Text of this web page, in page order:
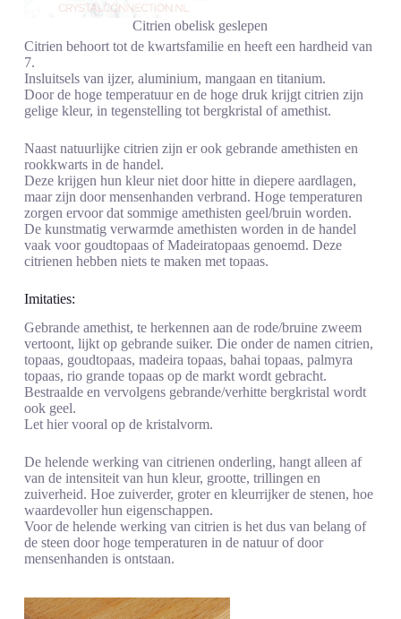
Citrien obelisk geslepen
Citrien behoort tot de kwartsfamilie en heeft een hardheid van
7.
Insluitsels van ijzer, aluminium, mangaan en titanium.
Door de hoge temperatuur en de hoge druk krijgt citrien zijn
gelige kleur, in tegenstelling tot bergkristal of amethist.
Naast natuurlijke citrien zijn er ook gebrande amethisten en
rookkwarts in de handel.
Deze krijgen hun kleur niet door hitte in diepere aardlagen,
maar zijn door mensenhanden verbrand. Hoge temperaturen
zorgen ervoor dat sommige amethisten geel/bruin worden.
De kunstmatig verwarmde amethisten worden in de handel
vaak voor goudtopaas of Madeiratopaas genoemd. Deze
citrienen hebben niets te maken met topaas.
Imitaties:
Gebrande amethist, te herkennen aan de rode/bruine zweem
vertoont, lijkt op gebrande suiker. Die onder de namen citrien,
topaas, goudtopaas, madeira topaas, bahai topaas, palmyra
topaas, rio grande topaas op de markt wordt gebracht.
Bestraalde en vervolgens gebrande/verhitte bergkristal wordt
ook geel.
Let hier vooral op de kristalvorm.
De helende werking van citrienen onderling, hangt alleen af
van de intensiteit van hun kleur, grootte, trillingen en
zuiverheid. Hoe zuiverder, groter en kleurrijker de stenen, hoe
waardevoller hun eigenschappen.
Voor de helende werking van citrien is het dus van belang of
de steen door hoge temperaturen in de natuur of door
mensenhanden is ontstaan.